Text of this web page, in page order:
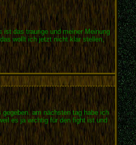
das traurige und meiner Meinung
wollt ich jetzt nicht klar stellen,
am nächsten tag habe ich
es ja wichtig für den fight ist und